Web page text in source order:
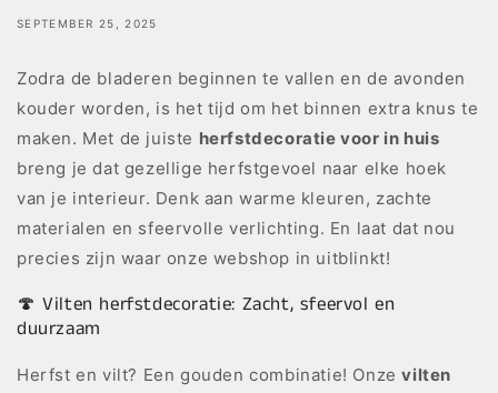
SEPTEMBER 25, 2025
Zodra de bladeren beginnen te vallen en de avonden
kouder worden, is het tijd om het binnen extra knus te
maken. Met de juiste herfstdecoratie voor in huis
breng je dat gezellige herfstgevoel naar elke hoek
van je interieur. Denk aan warme kleuren, zachte
materialen en sfeervolle verlichting. En laat dat nou
precies zijn waar onze webshop in uitblinkt!
🍄 Vilten herfstdecoratie: Zacht, sfeervol en
duurzaam
Herfst en vilt? Een gouden combinatie! Onzevilten